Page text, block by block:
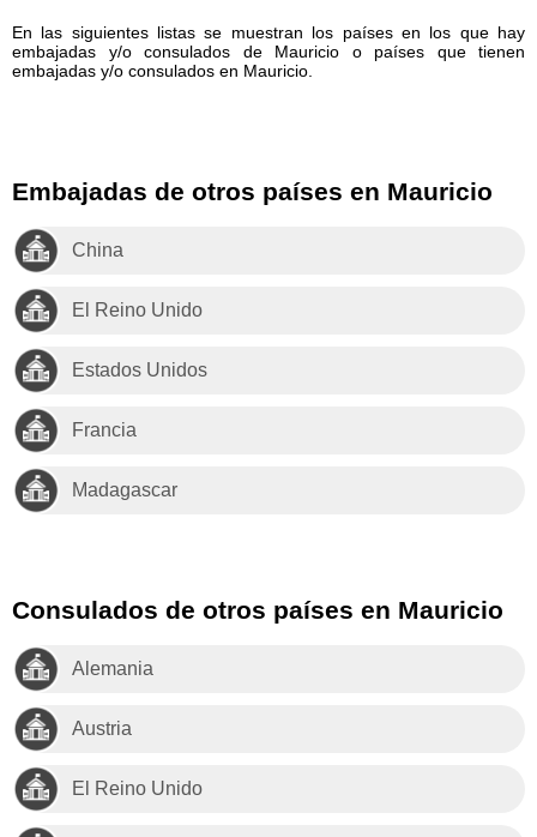
En las siguientes listas se muestran los países en los que hay
embajadas y/o consulados de Mauricio o países que tienen
embajadas y/o consulados en Mauricio.
Embajadas de otros países en Mauricio
China
El Reino Unido
Estados Unidos
Francia
Madagascar
Consulados de otros países en Mauricio
Alemania
Austria
El Reino Unido